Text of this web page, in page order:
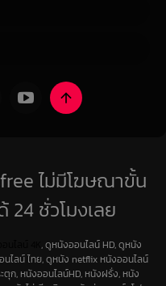
ไม่มีโฆษณาขั้น
24 ชั่วโมงเลย
, ดูหนังออนไลน์ HD, ดูหนัง
ไลน์ ไทย, ดูหนัง netflix หนังออนไลน์
ก, หนังออนไลน์HD, หนังฝรั่ง, หนัง